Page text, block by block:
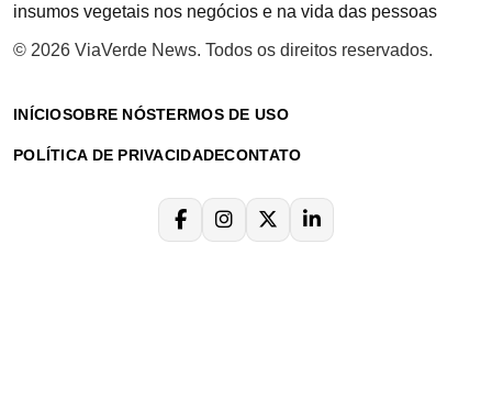
insumos vegetais nos negócios e na vida das pessoas
© 2026 ViaVerde News. Todos os direitos reservados.
INÍCIOSOBRE NÓSTERMOS DE USO
POLÍTICA DE PRIVACIDADECONTATO